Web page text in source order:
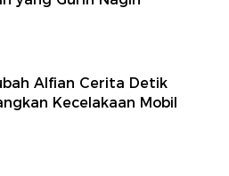
Alfian Cerita Detik
Kecelakaan Mobil